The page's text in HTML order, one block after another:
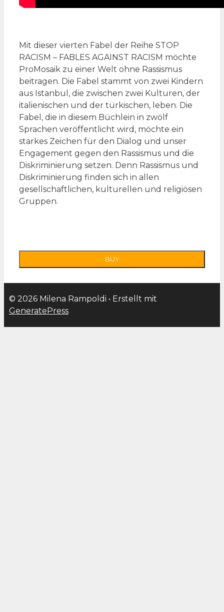
Mit dieser vierten Fabel der Reihe STOP
RACISM – FABLES AGAINST RACISM möchte
ProMosaik zu einer Welt ohne Rassismus
beitragen. Die Fabel stammt von zwei Kindern
aus Istanbul, die zwischen zwei Kulturen, der
italienischen und der türkischen, leben. Die
Fabel, die in diesem Büchlein in zwölf
Sprachen veröffentlicht wird, möchte ein
starkes Zeichen für den Dialog und unser
Engagement gegen den Rassismus und die
Diskriminierung setzen. Denn Rassismus und
Diskriminierung finden sich in allen
gesellschaftlichen, kulturellen und religiösen
Gruppen.
© 2026 Milena Rampoldi • Erstellt mit
GeneratePress